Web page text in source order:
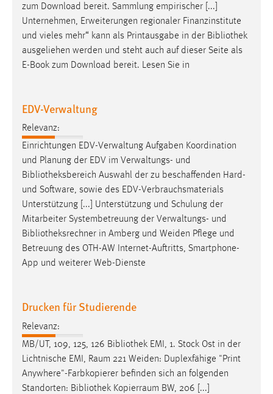
zum Download bereit. Sammlung empirischer [...]
Unternehmen, Erweiterungen regionaler Finanzinstitute
und vieles mehr“ kann als Printausgabe in der Bibliothek
ausgeliehen werden und steht auch auf dieser Seite als
E-Book zum Download bereit. Lesen Sie in
EDV-Verwaltung
Relevanz:
Einrichtungen EDV-Verwaltung Aufgaben Koordination
und Planung der EDV im Verwaltungs- und
Bibliotheksbereich Auswahl der zu beschaffenden Hard-
und Software, sowie des EDV-Verbrauchsmaterials
Unterstützung [...] Unterstützung und Schulung der
Mitarbeiter Systembetreuung der Verwaltungs- und
Bibliotheksrechner in Amberg und Weiden Pflege und
Betreuung des OTH-AW Internet-Auftritts, Smartphone-
App und weiterer Web-Dienste
Drucken für Studierende
Relevanz:
MB/UT, 109, 125, 126 Bibliothek EMI, 1. Stock Ost in der
Lichtnische EMI, Raum 221 Weiden: Duplexfähige "Print
Anywhere"-Farbkopierer befinden sich an folgenden
Standorten: Bibliothek Kopierraum BW, 206 [...]
Cookie Laufzeit:
24 Stunden
Diese Informationen helfen uns zu verstehen, wie
unsere Besucher unsere Website nutzen.
Matomo
Name:
_pk_ref, _pk_cvar, _pk_id, _pk_ses
Zweck:
Zugriffsstatistik
Cookie Laufzeit:
Max. 13 Monate
Marketing Cookies werden von Drittanbietern
verwendet, um personalisierte Werbung anzuzeigen.
Sie tun dies, indem sie Besucher über Websites
hinweg verfolgen.